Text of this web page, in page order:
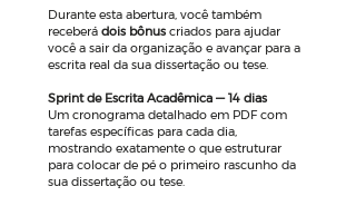
Durante esta abertura, você também
receberá dois bônus criados para ajudar
você a sair da organização e avançar para a
escrita real da sua dissertação ou tese.
Sprint de Escrita Acadêmica — 14 dias
Um cronograma detalhado em PDF com
tarefas específicas para cada dia,
mostrando exatamente o que estruturar
para colocar de pé o primeiro rascunho da
sua dissertação ou tese.